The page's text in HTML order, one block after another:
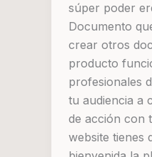
súper poder
Documento
crear otros
producto
profesionales
tu audiencia a
de acción con
website tienes